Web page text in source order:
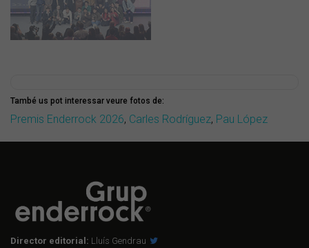
També us pot interessar veure fotos de:
Premis Enderrock 2026, Carles Rodríguez, Pau López
Director editorial: Lluís Gendrau